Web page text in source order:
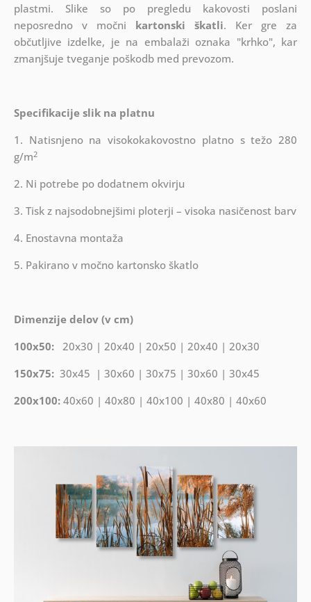
plastmi. Slike so po pregledu kakovosti poslani
neposredno v močni kartonski škatli. Ker gre za
občutljive izdelke, je na embalaži oznaka "krhko", kar
zmanjšuje tveganje poškodb med prevozom.
Specifikacije slik na platnu
1. Natisnjeno na visokokakovostno platno s težo 280
g/m2
2. Ni potrebe po dodatnem okvirju
3. Tisk z najsodobnejšimi ploterji – visoka nasičenost barv
4. Enostavna montaža
5. Pakirano v močno kartonsko škatlo
Dimenzije delov (v cm)
100x50: 20x30 | 20x40 | 20x50 | 20x40 | 20x30
150x75: 30x45 | 30x60 | 30x75 | 30x60 | 30x45
200x100: 40x60 | 40x80 | 40x100 | 40x80 | 40x60